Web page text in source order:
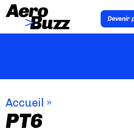
Devenir
Accueil »
PT6